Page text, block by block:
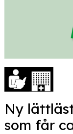
Ny
som får